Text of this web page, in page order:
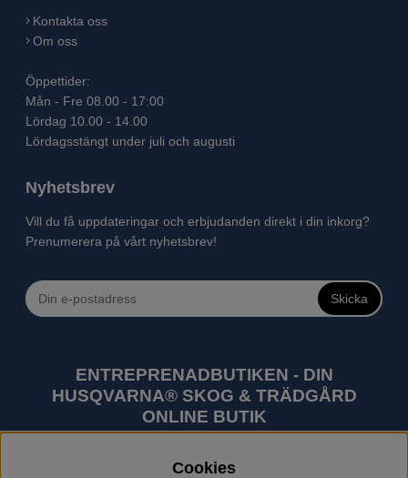
Kontakta oss
Om oss
Öppettider:
Mån - Fre 08.00 - 17:00
Lördag 10.00 - 14.00
Lördagsstängt under juli och augusti
Nyhetsbrev
Vill du få uppdateringar och erbjudanden direkt i din inkorg?
Prenumerera på vårt nyhetsbrev!
Skicka
ENTREPRENADBUTIKEN - DIN
HUSQVARNA® SKOG & TRÄDGÅRD
ONLINE BUTIK
utomhusprodukter som skogsmaskiner och
Cookies